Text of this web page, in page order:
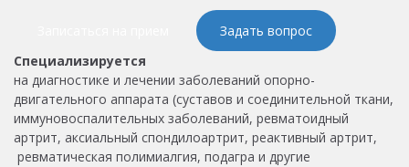
Задать вопрос
Специализируется
на диагностике и лечении заболеваний опорно-
двигательного аппарата (суставов и соединительной ткани,
иммуновоспалительных заболеваний, ревматоидный
артрит, аксиальный спондилоартрит, реактивный артрит,
ревматическая полимиалгия, подагра и другие